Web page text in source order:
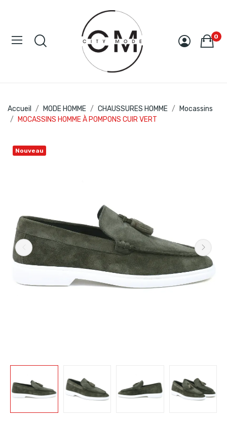
0
Accueil MODE HOMME CHAUSSURES HOMME
Mocassins
MOCASSINS HOMME À POMPONS CUIR VERT
Nouveau